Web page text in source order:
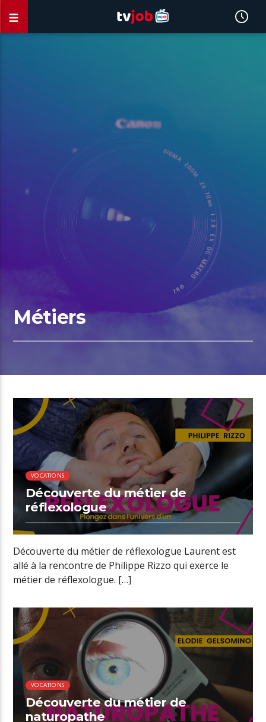
Métiers
00:32 READ TIME
VOCATIONS
Découverte du métier de
réflexologue
Découverte du métier de réflexologue Laurent est
allé à la rencontre de Philippe Rizzo qui exerce le
métier de réflexologue. […]
00:39 READ TIME
VOCATIONS
Découverte du métier de
naturopathe